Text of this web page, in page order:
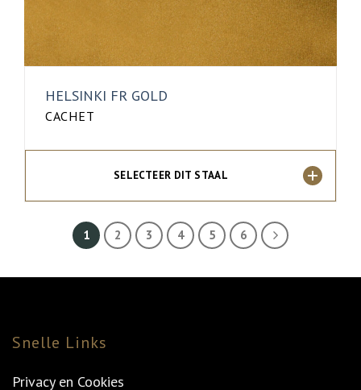
HELSINKI FR GOLD
CACHET
SELECTEER DIT STAAL
1 2 3 4 5 6
Snelle Links
Privacy en Cookies